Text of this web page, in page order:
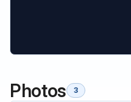
Photos 3